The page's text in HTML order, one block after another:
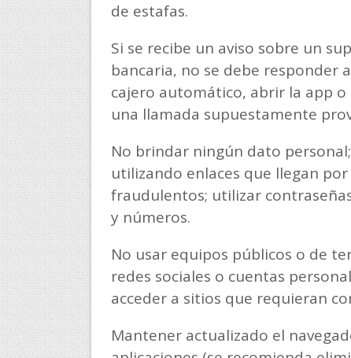
de estafas.
Si se recibe un aviso sobre un
bancaria, no se debe responder
cajero automático, abrir la app
una llamada supuestamente
No brindar ningún dato
utilizando enlaces que llegan
fraudulentos; utilizar
y números.
No usar equipos públicos o de
redes sociales o cuentas
acceder a sitios que requieran
Mantener actualizado el